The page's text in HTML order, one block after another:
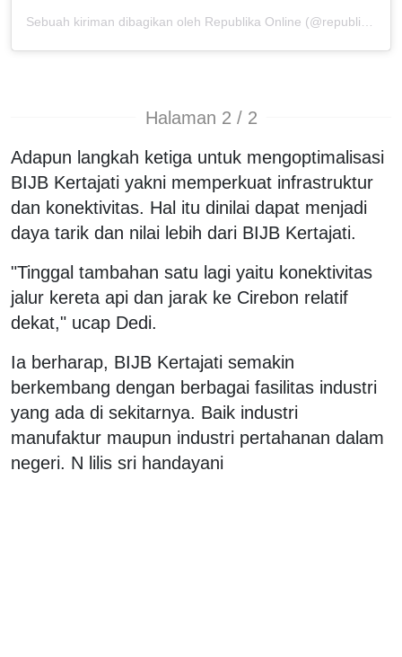
Sebuah kiriman dibagikan oleh Republika Online (@republikaonline)
Halaman 2 / 2
Adapun langkah ketiga untuk mengoptimalisasi
BIJB Kertajati yakni memperkuat infrastruktur
dan konektivitas. Hal itu dinilai dapat menjadi
daya tarik dan nilai lebih dari BIJB Kertajati.
"Tinggal tambahan satu lagi yaitu konektivitas
jalur kereta api dan jarak ke Cirebon relatif
dekat," ucap Dedi.
Ia berharap, BIJB Kertajati semakin
berkembang dengan berbagai fasilitas industri
yang ada di sekitarnya. Baik industri
manufaktur maupun industri pertahanan dalam
negeri. N lilis sri handayani